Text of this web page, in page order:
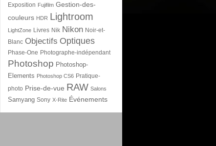
Exposition Fujifilm Gestion-des-
couleurs HDR Lightroom
LightZone Livres Nik Nikon Noir-et-
Blanc Objectifs Optiques
Phase-One Photographe-indépendant
Photoshop Photoshop-
Elements Photoshop CS6 Pratique-
photo Prise-de-vue RAW Salons
Samyang Sony X-Rite Événements